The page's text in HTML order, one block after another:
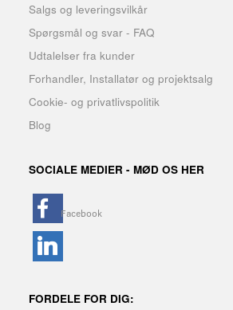
Salgs og leveringsvilkår
Spørgsmål og svar - FAQ
Udtalelser fra kunder
Forhandler, Installatør og projektsalg
Cookie- og privatlivspolitik
Blog
SOCIALE MEDIER - MØD OS HER
FORDELE FOR DIG: